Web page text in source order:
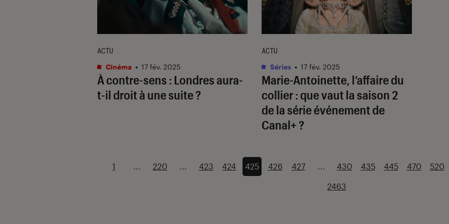
À contre-sens : Londresaura-
t-il droit à une suite ?
ACTU
Cinéma • 17 fév. 2025
Marie-Antoinette, l’affaire du
collier: que vaut la saison 2
de la série événement de
Canal+ ?
ACTU
Séries • 17 fév. 2025
1 ... 220 ... 423 424 425 426 427 ... 430 435 445 470 520
2463